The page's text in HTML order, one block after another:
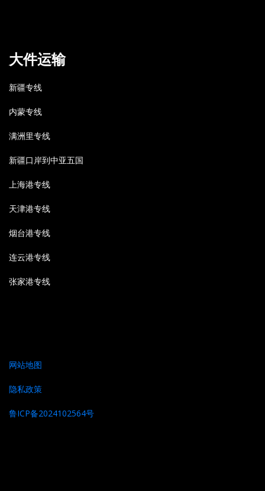
大件运输
新疆专线
内蒙专线
满洲里专线
新疆口岸到中亚五国
上海港专线
天津港专线
烟台港专线
连云港专线
张家港专线
网站地图
隐私政策
鲁ICP备2024102564号